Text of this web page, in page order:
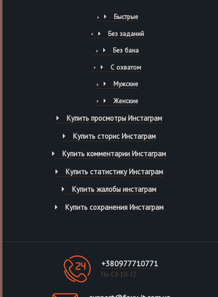
Быстрые
Без заданий
Без бана
С охватом
Мужские
Женские
Купить просмотры Инстаграм
Купить сторис Инстаграм
Купить комментарии Инстаграм
Купить статистику Инстаграм
Купить жалобы инстаграм
Купить сохранения Инстаграм
+380977710771
Пн-Сб 10-22